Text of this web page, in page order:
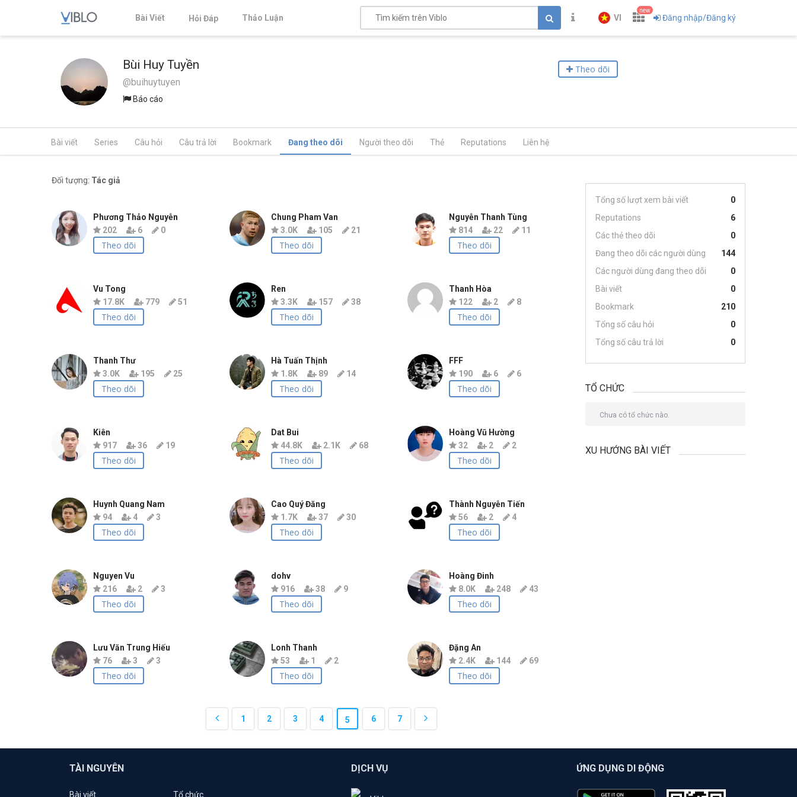
Bài Viết Hỏi Đáp Thảo Luận VI
new
Đăng nhập/Đăng ký
Bùi Huy Tuyền
@buihuytuyen
Báo cáo
Theo dõi
Bài viết Series Câu hỏi Câu trả lời Bookmark Đang theo dõi Người theo dõi Thẻ Reputations Liên hệ
Đối tượng: Tác giả
Phương Thảo Nguyễn
202
6 0
Theo dõi
Chung Pham Van
3.0K
105 21
Theo dõi
Nguyễn Thanh Tùng
814
22 11
Theo dõi
Vu Tong
17.8K
779 51
Theo dõi
Ren
3.3K
157 38
Theo dõi
Thanh Hòa
122
2 8
Theo dõi
Thanh Thư
3.0K
195 25
Theo dõi
Hà Tuấn Thịnh
1.8K
89 14
Theo dõi
FFF
190
6 6
Theo dõi
Kiên
917
36 19
Theo dõi
Dat Bui
44.8K
2.1K 68
Theo dõi
Hoàng Vũ Hường
32
2 2
Theo dõi
Huynh Quang Nam
94
4 3
Theo dõi
Cao Quý Đăng
1.7K
37 30
Theo dõi
Thành Nguyễn Tiến
56
2 4
Theo dõi
Nguyen Vu
216
2 3
Theo dõi
dohv
916
38 9
Theo dõi
Hoàng Đinh
8.0K
248 43
Theo dõi
Lưu Văn Trung Hiếu
76
3 3
Theo dõi
Lonh Thanh
53
1 2
Theo dõi
Đặng An
2.4K
144 69
Theo dõi
1 2 3 4 5 6 7
Tổng số lượt xem bài viết
0
Reputations
6
Các thẻ theo dõi
0
Đang theo dõi các người dùng
144
Các người dùng đang theo dõi
0
Bài viết
0
Bookmark
210
Tổng số câu hỏi
0
Tổng số câu trả lời
0
TỔ CHỨC
Chưa có tổ chức nào.
XU HƯỚNG BÀI VIẾT
TÀI NGUYÊN
Bài viết Tổ chức
DỊCH VỤ ỨNG DỤNG DI ĐỘNG